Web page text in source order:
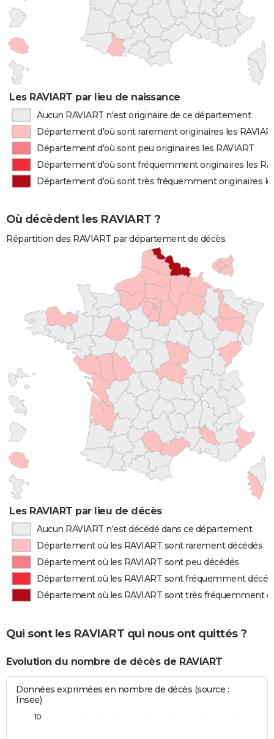
Les RAVIART par lieu de naissance
Aucun RAVIART n'est originaire de ce département
Département d'où sont rarement originaires les
Département d'où sont peu originaires les RAVIART
Département d'où sont fréquemment originaires les
Département d'où sont très fréquemment originaires
Où décèdent les RAVIART ?
Répartition des RAVIART par département de décès.
Les RAVIART par lieu de décès
Aucun RAVIART n'est décédé dans ce département
Département où les RAVIART sont rarement décédés
Département où les RAVIART sont peu décédés
Département où les RAVIART sont fréquemment
Département où les RAVIART sont très fréquemment
Qui sont les RAVIART qui nous ont quittés ?
Evolution du nombre de décès de RAVIART
Données exprimées en nombre de décès (source :
Insee)
10